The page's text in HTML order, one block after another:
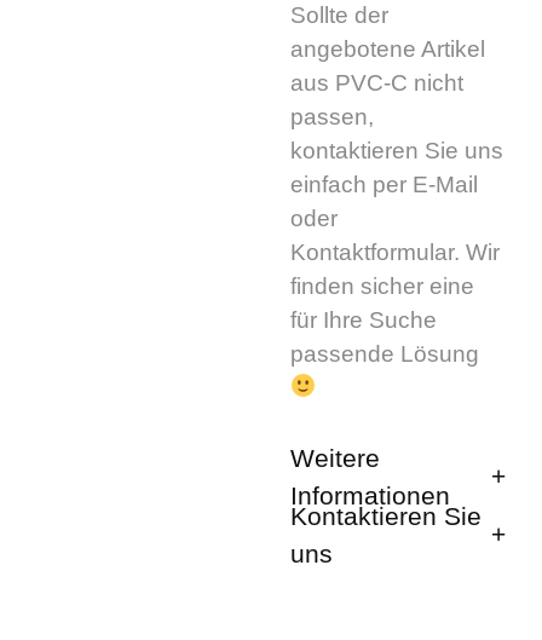
Sollte der
angebotene Artikel
aus PVC-C nicht
passen,
kontaktieren Sie uns
einfach per E-Mail
oder
Kontaktformular. Wir
finden sicher eine
für Ihre Suche
passende Lösung
Weitere
Informationen
Kontaktieren Sie
uns